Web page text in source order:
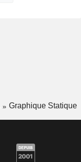
Graphique Statique